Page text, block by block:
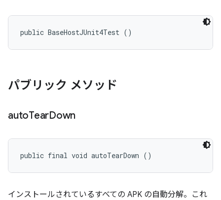
public BaseHostJUnit4Test ()
パブリック メソッド
autoTearDown
public final void autoTearDown ()
インストールされているすべての APK の自動分解。これ